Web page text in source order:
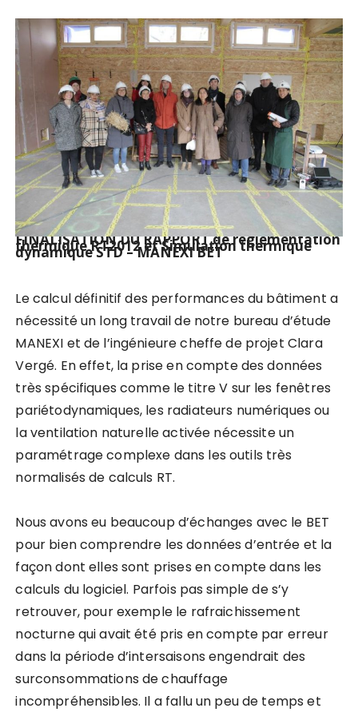
FINALISATION DU RAPPORT de réglementation
thermique RT2012 et Simulation thermique
dynamique STD – MANEXI BET
Le calcul définitif des performances du bâtiment a
nécessité un long travail de notre bureau d’étude
MANEXI et de l’ingénieure cheffe de projet Clara
Vergé. En effet, la prise en compte des données
très spécifiques comme le titre V sur les fenêtres
pariétodynamiques, les radiateurs numériques ou
la ventilation naturelle activée nécessite un
paramétrage complexe dans les outils très
normalisés de calculs RT.
Nous avons eu beaucoup d’échanges avec le BET
pour bien comprendre les données d’entrée et la
façon dont elles sont prises en compte dans les
calculs du logiciel. Parfois pas simple de s’y
retrouver, pour exemple le rafraichissement
nocturne qui avait été pris en compte par erreur
dans la période d’intersaisons engendrait des
surconsommations de chauffage
incompréhensibles. Il a fallu un peu de temps et